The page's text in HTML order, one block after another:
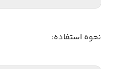
نحوه استفاده: